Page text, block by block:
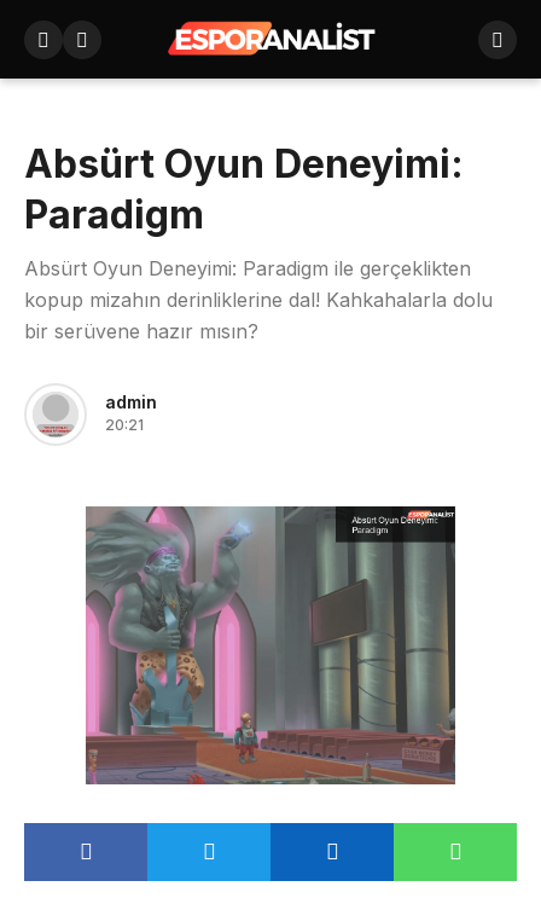
Absürt Oyun Deneyimi:
Paradigm
Absürt Oyun Deneyimi: Paradigm ile gerçeklikten
kopup mizahın derinliklerine dal! Kahkahalarla dolu
bir serüvene hazır mısın?
admin
20:21